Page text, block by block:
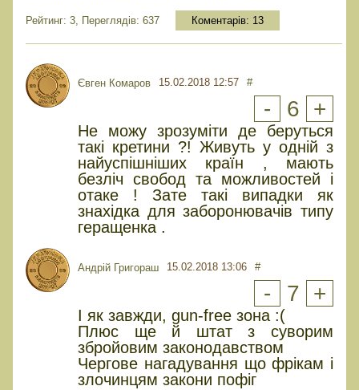
Рейтинг: 3, Переглядів: 637 Коментарів: 13
Євген Комаров 15.02.2018 12:57 #
- 6 +
Не можу зрозуміти де беруться
такі кретини ?! Живуть у одній з
найуспішніших країн , мають
безліч свобод та можливостей і
отаке ! Зате такі випадки як
знахідка для заборонювачів типу
геращенка .
Андрій Григораш 15.02.2018 13:06 #
- 7 +
І як завжди, gun-free зона :(
Плюс ще й штат з суворим
збройовим законодавством
Чергове нагадування що фрікам і
злочинцям закони пофіг